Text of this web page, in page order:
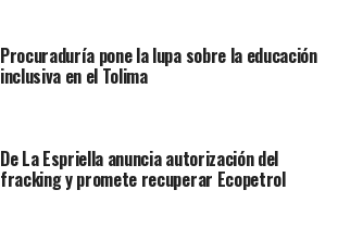
Procuraduría pone la lupa sobre la educación
inclusiva en el Tolima
De La Espriella anuncia autorización del
fracking y promete recuperar Ecopetrol